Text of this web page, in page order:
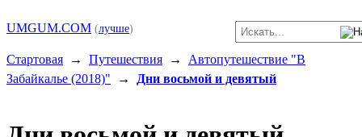
UMGUM.COM (лучше)
Стартовая → Путешествия → Автопутешествие "В
Забайкалье (2018)" → Дни восьмой и девятый